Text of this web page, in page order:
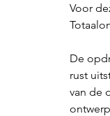
Voor
De
rust
van de